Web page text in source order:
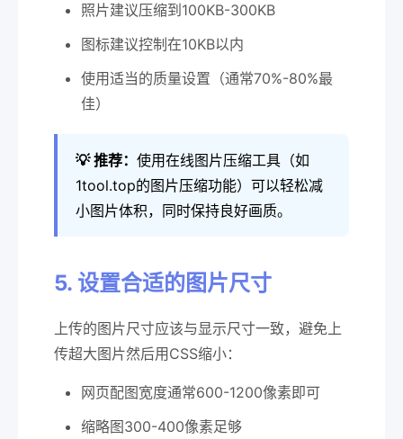
照片建议压缩到100KB-300KB
图标建议控制在10KB以内
使用适当的质量设置（通常70%-80%最
佳）
💡 推荐： 使用在线图片压缩工具（如
1tool.top的图片压缩功能）可以轻松减
小图片体积，同时保持良好画质。
5. 设置合适的图片尺寸
上传的图片尺寸应该与显示尺寸一致，避免上
传超大图片然后用CSS缩小：
网页配图宽度通常600-1200像素即可
缩略图300-400像素足够